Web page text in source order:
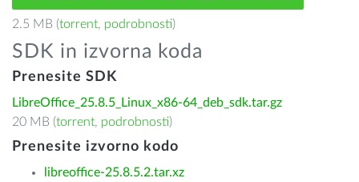
2.5 MB (torrent, podrobnosti)
SDK in izvorna koda
Prenesite SDK
LibreOffice_25.8.5_Linux_x86-64_deb_sdk.tar.gz
20 MB (torrent, podrobnosti)
Prenesite izvorno kodo
libreoffice-25.8.5.2.tar.xz